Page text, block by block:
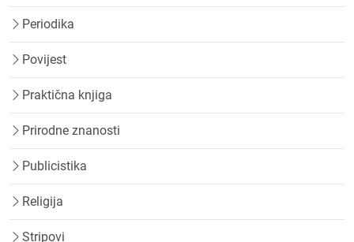
Periodika
Povijest
Praktična knjiga
Prirodne znanosti
Publicistika
Religija
Stripovi